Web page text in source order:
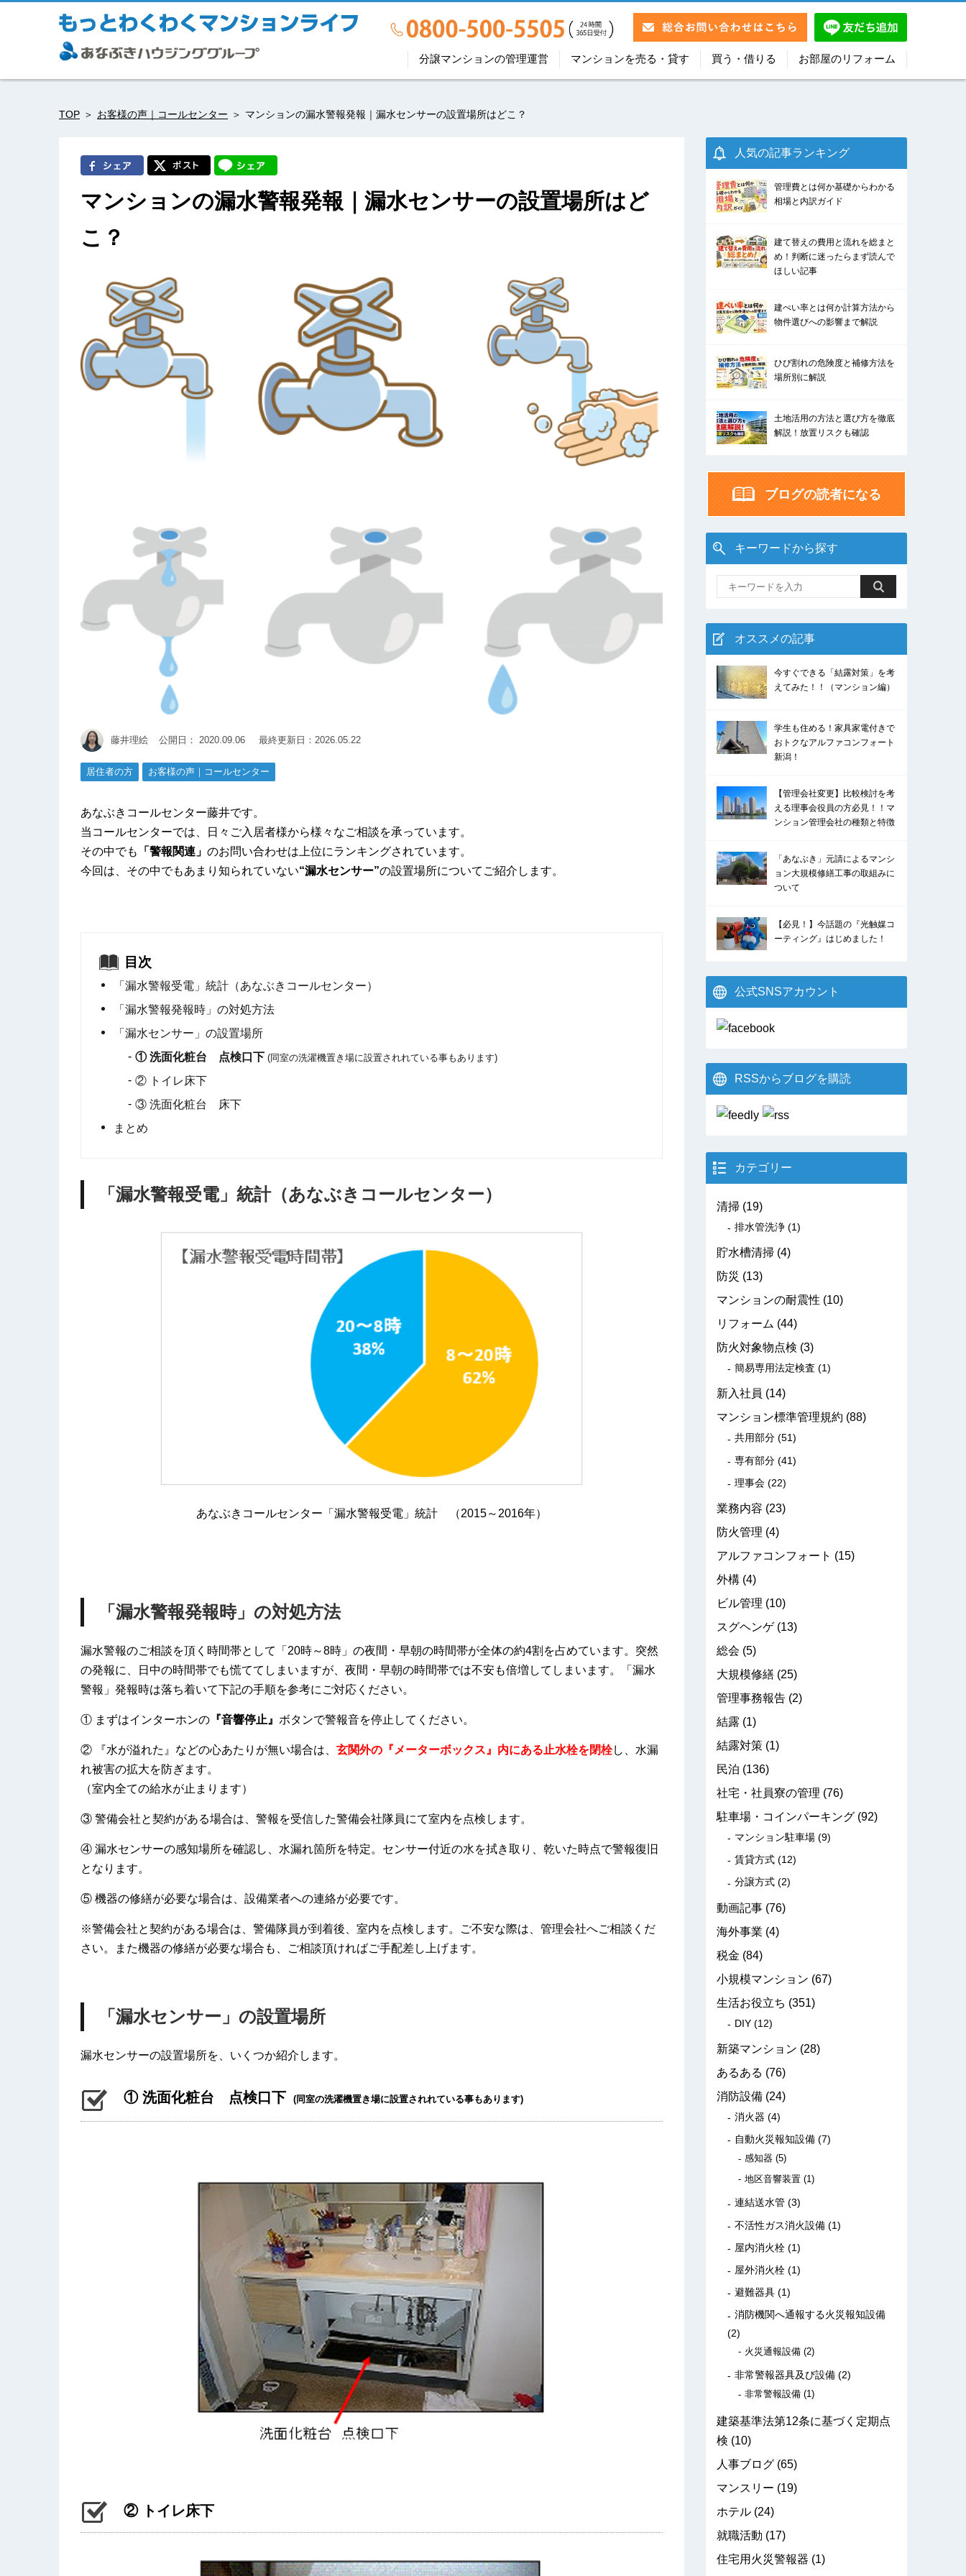
分譲マンションの管理運営 マンションを売る・貸す 買う・借りる お部屋のリフォーム
TOP お客様の声｜コールセンター マンションの漏水警報発報｜漏水センサーの設置場所はどこ？
マンションの漏水警報発報｜漏水センサーの設置場所はど
こ？
藤井理絵 公開日： 2020.09.06 最終更新日：2026.05.22
居住者の方 お客様の声｜コールセンター
あなぶきコールセンター藤井です。
当コールセンターでは、日々ご入居者様から様々なご相談を承っています。
その中でも
「警報関連」 のお問い合わせは上位にランキングされています。
今回は、その中でもあまり知られていない“漏水センサー”の設置場所についてご紹介します。
目次
「漏水警報受電」統計（あなぶきコールセンター）
「漏水警報発報時」の対処方法
「漏水センサー」の設置場所
① 洗面化粧台 点検口下 (同室の洗濯機置き場に設置されれている事もあります)
② トイレ床下
③ 洗面化粧台 床下
まとめ
「漏水警報受電」統計（あなぶきコールセンター）
あなぶきコールセンター「漏水警報受電」統計 （2015～2016年）
「漏水警報発報時」の対処方法
漏水警報のご相談を頂く時間帯として「20時～8時」の夜間・早朝の時間帯が全体の約4割を占めています。突然
の発報に、日中の時間帯でも慌ててしまいますが、夜間・早朝の時間帯では不安も倍増してしまいます。「漏水
警報」発報時は落ち着いて下記の手順を参考にご対応ください。
① まずはインターホンの 『音響停止』 ボタンで警報音を停止してください。
② 『水が溢れた』などの心あたりが無い場合は、 玄関外の『メーターボックス』内にある止水栓を閉栓し、水漏
れ被害の拡大を防ぎます。
（室内全ての給水が止まります）
③ 警備会社と契約がある場合は、警報を受信した警備会社隊員にて室内を点検します。
④ 漏水センサーの感知場所を確認し、水漏れ箇所を特定。センサー付近の水を拭き取り、乾いた時点で警報復旧
となります。
⑤ 機器の修繕が必要な場合は、設備業者への連絡が必要です。
※警備会社と契約がある場合は、警備隊員が到着後、室内を点検します。ご不安な際は、管理会社へご相談くだ
さい。また機器の修繕が必要な場合も、ご相談頂ければご手配差し上げます。
「漏水センサー」の設置場所
漏水センサーの設置場所を、いくつか紹介します。
① 洗面化粧台 点検口下 (同室の洗濯機置き場に設置されれている事もあります)
② トイレ床下
人気の記事ランキング
管理費とは何か基礎からわかる
相場と内訳ガイド
建て替えの費用と流れを総まと
め！判断に迷ったらまず読んで
ほしい記事
建ぺい率とは何か計算方法から
物件選びへの影響まで解説
ひび割れの危険度と補修方法を
場所別に解説
土地活用の方法と選び方を徹底
解説！放置リスクも確認
ブログの読者になる
キーワードから探す
オススメの記事
今すぐできる「結露対策」を考
えてみた！！（マンション編）
学生も住める！家具家電付きで
おトクなアルファコンフォート
新潟！
【管理会社変更】比較検討を考
える理事会役員の方必見！！マ
ンション管理会社の種類と特徴
「あなぶき」元請によるマンシ
ョン大規模修繕工事の取組みに
ついて
【必見！】今話題の『光触媒コ
ーティング』はじめました！
公式SNSアカウント
RSSからブログを購読
カテゴリー
清掃 (19)
排水管洗浄 (1)
貯水槽清掃 (4)
防災 (13)
マンションの耐震性 (10)
リフォーム (44)
防火対象物点検 (3)
簡易専用法定検査 (1)
新入社員 (14)
マンション標準管理規約 (88)
共用部分 (51)
専有部分 (41)
理事会 (22)
業務内容 (23)
防火管理 (4)
アルファコンフォート (15)
外構 (4)
ビル管理 (10)
スグヘンゲ(13)
総会 (5)
大規模修繕 (25)
管理事務報告 (2)
結露 (1)
結露対策 (1)
民泊 (136)
社宅・社員寮の管理 (76)
駐車場・コインパーキング (92)
マンション駐車場 (9)
賃貸方式 (12)
分譲方式 (2)
動画記事 (76)
海外事業 (4)
税金 (84)
小規模マンション (67)
生活お役立ち (351)
DIY (12)
新築マンション (28)
あるある (76)
消防設備 (24)
消火器 (4)
自動火災報知設備 (7)
感知器 (5)
地区音響装置 (1)
連結送水管 (3)
不活性ガス消火設備 (1)
屋内消火栓 (1)
屋外消火栓 (1)
避難器具 (1)
消防機関へ通報する火災報知設備
(2)
火災通報設備 (2)
非常警報器具及び設備 (2)
非常警報設備 (1)
建築基準法第12条に基づく定期点
検 (10)
人事ブログ (65)
マンスリー (19)
ホテル (24)
就職活動 (17)
住宅用火災警報器 (1)